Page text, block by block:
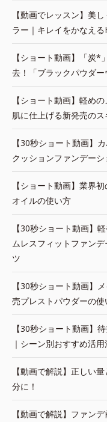
【動画でレッスン】美
ラー｜キレイをかなえ
【ショート動画】「炭
去！「ブラックパウダ
【ショート動画】軽め
肌に仕上げる新発売の
【30秒ショート動画】
クッションファンデー
【ショート動画】業界
オイルの使い方
【30秒ショート動画】
ムレスフィットファン
ツ
【30秒ショート動画】
売プレストパウダーの使
【30秒ショート動画】
｜シーン別おすすめ活用
【動画で解説】正しい
分に！
【動画で解説】ファン